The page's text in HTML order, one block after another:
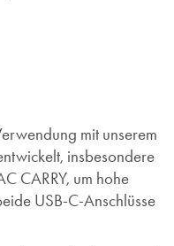
mit unserem
insbesondere
CARRY, um hohe
USB-C-Anschlüsse